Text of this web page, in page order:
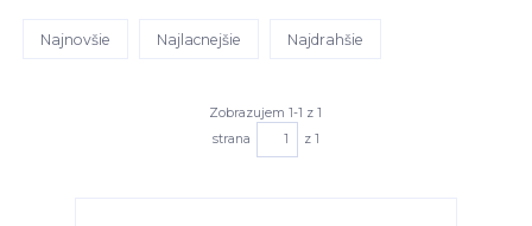
Najnovšie Najlacnejšie Najdrahšie
Zobrazujem 1-1 z 1
strana
z 1